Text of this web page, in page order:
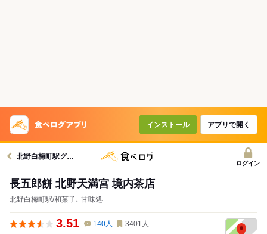
インストール アプリで開く
北野白梅町駅グルメへ
ログイン
長五郎餅 北野天満宮 境内茶店
北野白梅町駅/和菓子､ 甘味処
3.51 140人 3401 人